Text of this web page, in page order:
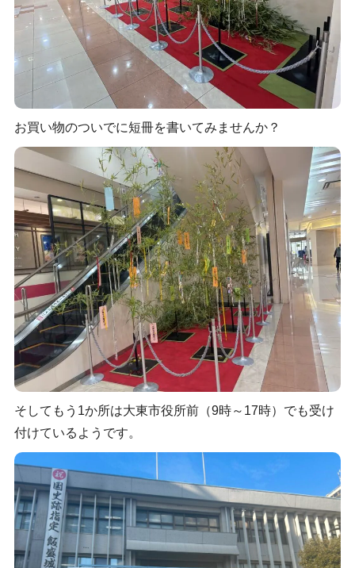
お買い物のついでに短冊を書いてみませんか？
そしてもう1か所は大東市役所前（9時～17時）でも受け
付けているようです。